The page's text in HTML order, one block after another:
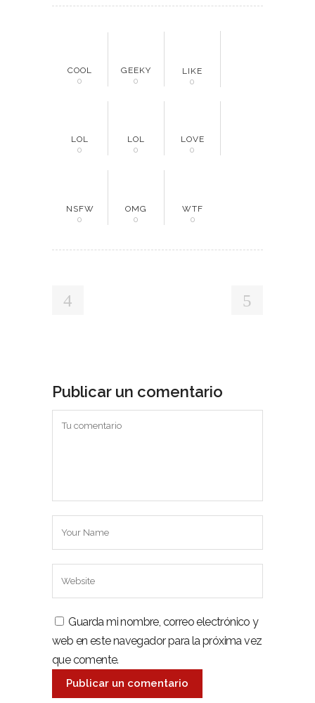
COOL
0
GEEKY
0
LIKE
0
LOL
0
LOL
0
LOVE
0
NSFW
0
OMG
0
WTF
0
Publicar un comentario
Guarda mi nombre, correo electrónico y
web en este navegador para la próxima vez
que comente.